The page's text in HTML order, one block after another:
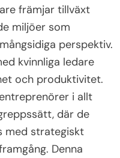
främjar tillväxt
miljöer som
perspektiv.
kvinnliga ledare
och produktivitet.
i allt
där de
med strategiskt
Denna